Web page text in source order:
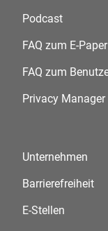
Podcast
FAQ zum E-Paper
FAQ zum
Privacy Manager
Unternehmen
Barrierefreiheit
E-Stellen